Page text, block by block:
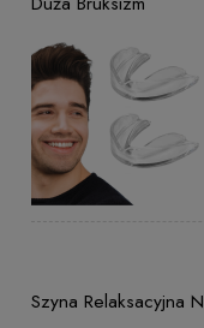
Szyna Relaksacyjna